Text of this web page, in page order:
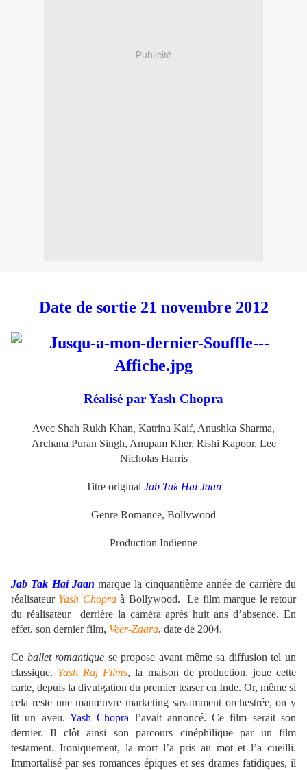
Publicité
Date de sortie 21 novembre 2012
Réalisé par Yash Chopra
Avec Shah Rukh Khan, Katrina Kaif, Anushka Sharma,
Archana Puran Singh, Anupam Kher, Rishi Kapoor, Lee
Nicholas Harris
Titre original Jab Tak Hai Jaan
Genre Romance, Bollywood
Production Indienne
Jab Tak Hai Jaan marque la cinquantième année de carrière du
réalisateur Yash Chopraà Bollywood.
Le film marque le retour
du réalisateur derrière la caméra après huit ans d’absence. En
effet, son dernier film, Veer-Zaara, date de 2004.
Ce ballet romantique se propose avant même sa diffusion tel un
classique. Yash Raj Films, la maison de production, joue cette
carte, depuis la divulgation du premier teaser en Inde. Or, même si
cela reste une manœuvre marketing savamment orchestrée, on y
lit un aveu. Yash Chopra l’avait annoncé. Ce film serait son
dernier. Il clôt ainsi son parcours cinéphilique par un film
testament. Ironiquement, la mort l’a pris au mot et l’a cueilli.
Immortalisé par ses romances épiques et ses drames fatidiques, il